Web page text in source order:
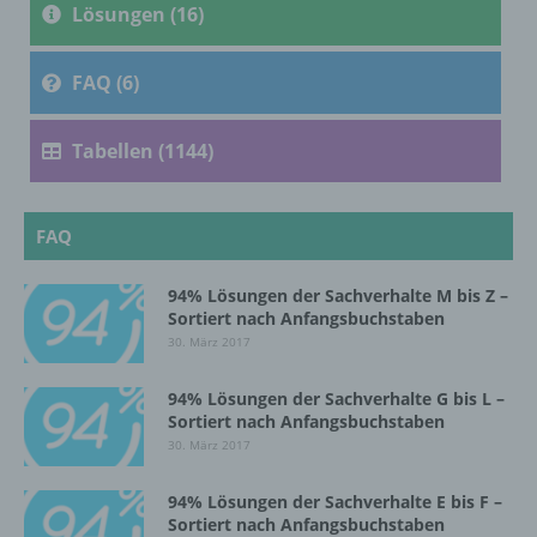
Lösungen (16)
FAQ (6)
Tabellen (1144)
FAQ
94% Lösungen der Sachverhalte M bis Z –
Sortiert nach Anfangsbuchstaben
30. März 2017
94% Lösungen der Sachverhalte G bis L –
Sortiert nach Anfangsbuchstaben
30. März 2017
94% Lösungen der Sachverhalte E bis F –
Sortiert nach Anfangsbuchstaben
Verarbeitung ist jeder mit oder ohne Hilfe
automatisierter Verfahren ausgeführte
Zusammenhang mit personenbezogenen
Daten wie das Erheben, das Erfassen, die
Bereitstellung, den Abgleich oder die
Verknüpfung, die Einschränkung, das
Löschen oder die Vernichtung.
d) Einschränkung der Verarbeitung
Markierung gespeicherter
personenbezogener Daten mit dem Ziel, ihre